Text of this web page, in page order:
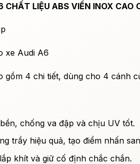
CHẤT LIỆU ABS VIỀN INOX CAO
xe Audi A6
gồm 4 chi tiết, dùng cho 4 cánh
chống va đập và chịu UV tốt.
trầy hiệu quả, tạo điểm nhấn
khít và giữ cố định chắc chắn.